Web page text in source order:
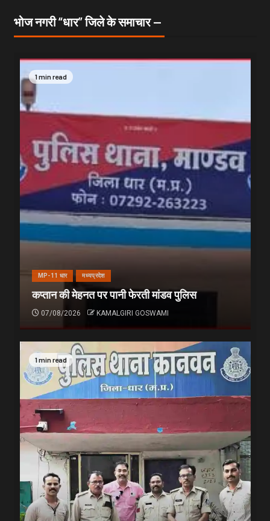
भोज नगरी “धार” जिले के समाचार —
1 min read
MP-11 धार मध्यप्रदेश
कप्तान की मेहनत पर पानी फेरती मांडव पुलिस
07/08/2026 KAMALGIRI GOSWAMI
1 min read